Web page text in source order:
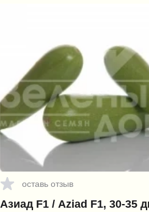
оставь отзыв
Азиад F1 / Aziad F1, 30-35